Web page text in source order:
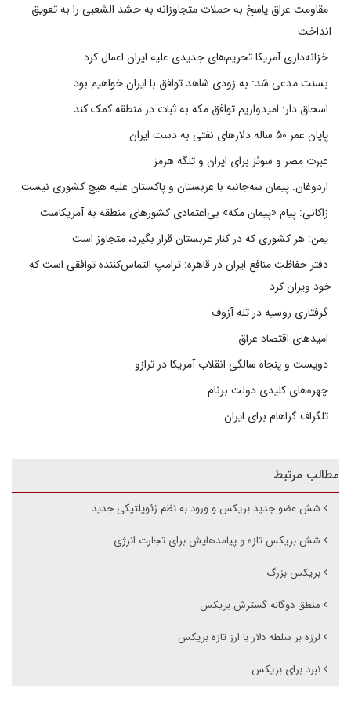
مقاومت عراق پاسخ به حملات متجاوزانه به حشد الشعبی را به تعویق
انداخت
خزانه‌داری آمریکا تحریم‌های جدیدی علیه ایران اعمال کرد
بسنت مدعی شد: به زودی شاهد توافق با ایران خواهیم بود
اسحاق دار: امیدواریم توافق مکه به ثبات در منطقه کمک کند
پایان عمر ۵۰ ساله دلارهای نفتی به دست ایران
عبرت مصر و سوئز برای ایران و تنگه هرمز
اردوغان: پیمان سه‌جانبه با عربستان و پاکستان علیه هیچ کشوری نیست
زاکانی: پیام «پیمان مکه» بی‌اعتمادی کشورهای منطقه به آمریکاست
یمن: هر کشوری که در کنار عربستان قرار بگیرد، متجاوز است
دفتر حفاظت منافع ایران در قاهره: ترامپ التماس‌کننده توافقی است که
خود ویران کرد
گرفتاری روسیه در تله آزوف
امیدهای اقتصاد عراق
دویست و پنجاه سالگی انقلاب آمریکا در ترازو
چهره‌های کلیدی دولت برنام
تلگراف گراهام برای ایران
مطالب مرتبط
شش عضو جدید بریکس و ورود به نظم ژئوپلتیکی جدید
شش بریکس تازه و پیامدهایش برای تجارت انرژی
بریکس بزرگ
منطق دوگانه گسترش بریکس
لرزه بر سلطه دلار با ارز تازه بریکس
نبرد برای بریکس